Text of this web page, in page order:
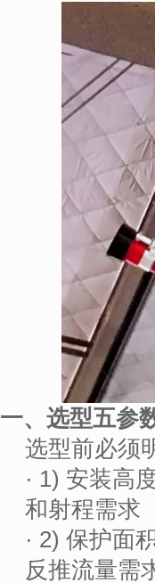
一、选型五参
选型前必须
· 1) 安装高
和射程需求
· 2) 保护面
反推流量需